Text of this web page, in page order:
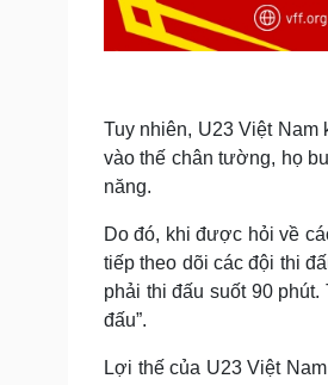
Tuy nhiên, U23 Việt
vào thế chân tường, họ
năng.
Do đó, khi được hỏi về
tiếp theo dõi các đội thi
phải thi đấu suốt 90
đấu”.
Lợi thế của U23 Việt